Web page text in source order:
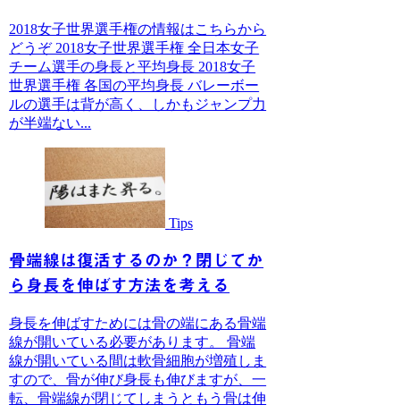
2018女子世界選手権の情報はこちらから
どうぞ 2018女子世界選手権 全日本女子
チーム選手の身長と平均身長 2018女子
世界選手権 各国の平均身長 バレーボー
ルの選手は背が高く、しかもジャンプ力
が半端ない...
Tips
骨端線は復活するのか？閉じてか
ら身長を伸ばす方法を考える
身長を伸ばすためには骨の端にある骨端
線が開いている必要があります。 骨端
線が開いている間は軟骨細胞が増殖しま
すので、骨が伸び身長も伸びますが、一
転、骨端線が閉じてしまうともう骨は伸